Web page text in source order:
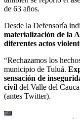
de 63 años.
Desde la Defensoría
materialización de la
diferentes actos
“Rechazamos los
municipio de Tuluá.
sensación de
civil del Valle del
(antes Twitter).